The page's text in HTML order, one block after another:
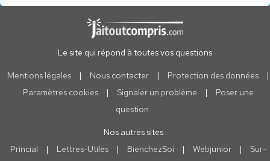
Le site qui répond à toutes vos questions
Mentions légales | Nous contacter | Protection des données
|
Paramètres cookies
| Signaler un problème |
Poser une
question
Nos autres sites :
Princial
| Lettres-Utiles | BienchezSoi | Webjunior |
Sur-